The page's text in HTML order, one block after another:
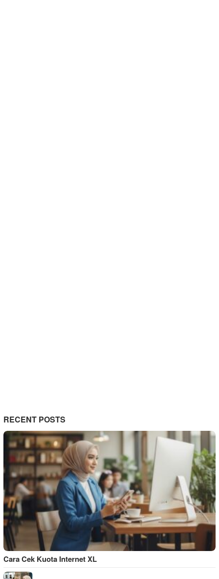
RECENT POSTS
Cara Cek Kuota Internet XL